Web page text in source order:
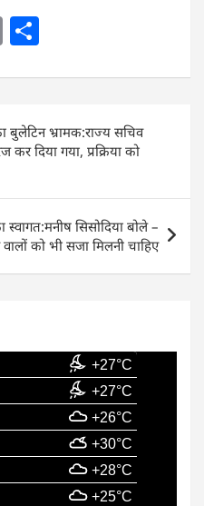
E
ai
l
ar
e
भ्रामक:राज्य सचिव
दिया गया, प्रक्रिया को
स्वागत:मनीष सिसोदिया बोले –
को भी सजा मिलनी चाहिए
+27°C
+27°C
+26°C
+30°C
+28°C
+25°C